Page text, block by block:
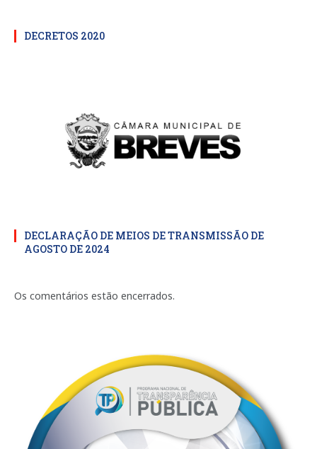
DECRETOS 2020
DECLARAÇÃO DE MEIOS DE TRANSMISSÃO DE
AGOSTO DE 2024
Os comentários estão encerrados.